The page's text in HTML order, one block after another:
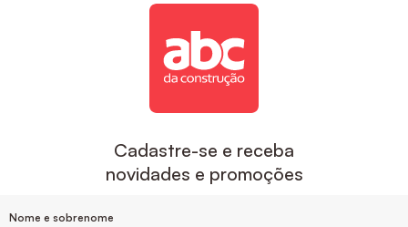
Cadastre-se e receba
novidades e promoções